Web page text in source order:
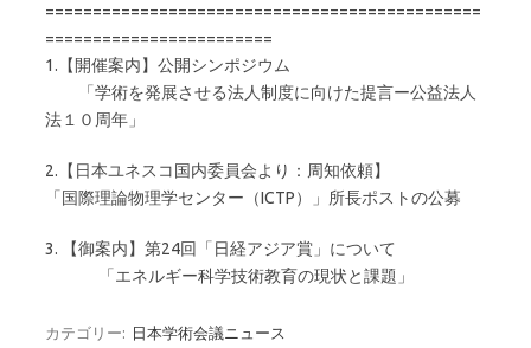
==============================================
========================
1.【開催案内】公開シンポジウム
「学術を発展させる法人制度に向けた提言ー公益法人
法１０周年」
2.【日本ユネスコ国内委員会より：周知依頼】
「国際理論物理学センター（ICTP）」所長ポストの公募
3. 【御案内】第24回「日経アジア賞」について
「エネルギー科学技術教育の現状と課題」
カテゴリー: 日本学術会議ニュース